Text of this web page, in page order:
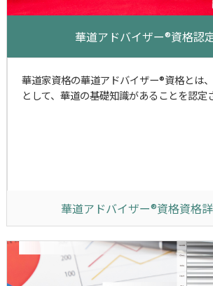
華道アドバイザー®資格認
華道家資格の華道アドバイザー®資格とは
として、華道の基礎知識があることを認定
華道アドバイザー®資格資格